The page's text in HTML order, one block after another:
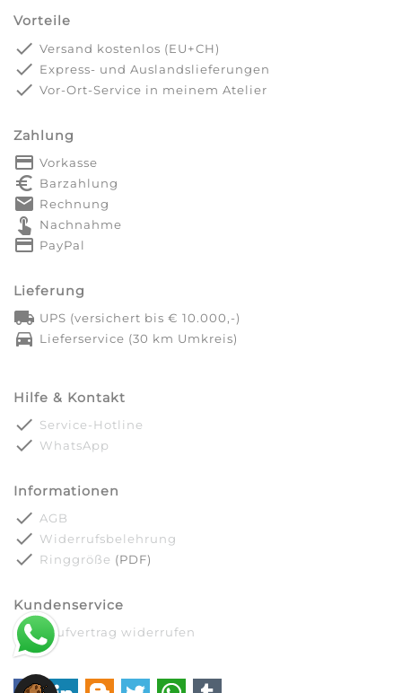
Vorteile
done Versand kostenlos (EU+CH)
done Express- und Auslandslieferungen
done Vor-Ort-Service in meinem Atelier
Zahlung
payment Vorkasse
euro_symbol Barzahlung
markunread Rechnung
touch_app Nachnahme
credit_card PayPal
Lieferung
local_shipping UPS (versichert bis € 10.000,-)
directions_car Lieferservice (30 km Umkreis)
Hilfe & Kontakt
done Service-Hotline
done WhatsApp
Informationen
done AGB
done Widerrufsbelehrung
done Ringgröße (PDF)
Kundenservice
done Kaufvertrag widerrufen